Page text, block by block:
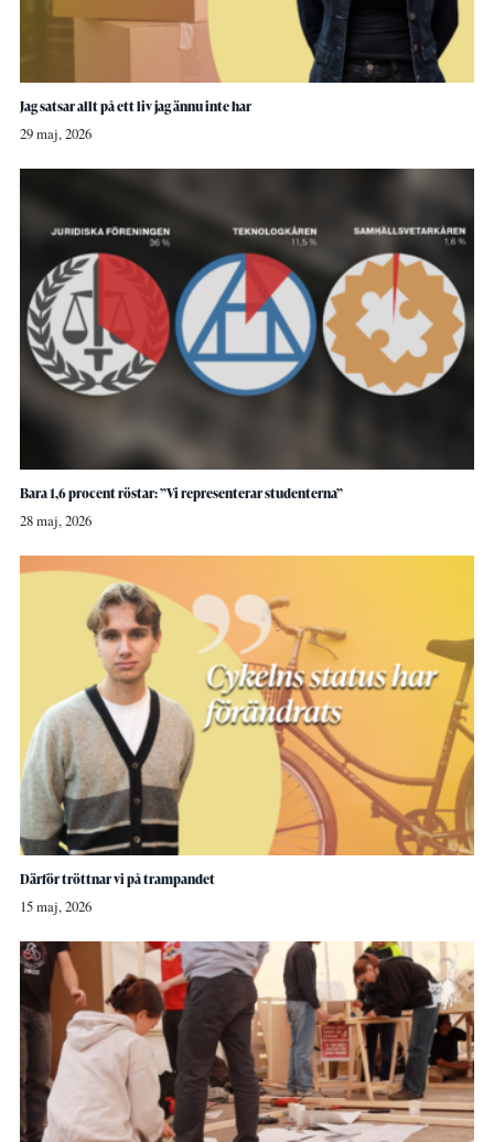
Jag satsar allt på ett liv jag ännu inte har
29 maj, 2026
Bara 1,6 procent röstar: ”Vi representerar studenterna”
28 maj, 2026
Därför tröttnar vi på trampandet
15 maj, 2026